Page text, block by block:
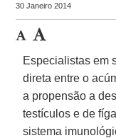
30 Janeiro 2014
Especialistas em
direta entre o
a propensão a
testículos e de
sistema